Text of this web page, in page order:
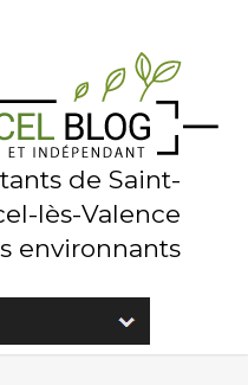
de Saint-
lès-Valence
environnants